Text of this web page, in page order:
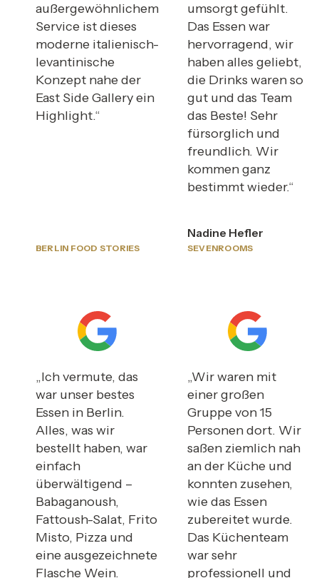
außergewöhnlichem
Service ist dieses
moderne italienisch-
levantinische
Konzept nahe der
East Side Gallery ein
Highlight.“
BERLIN FOOD STORIES
umsorgt gefühlt.
Das Essen war
hervorragend, wir
haben alles geliebt,
die Drinks waren so
gut und das Team
das Beste! Sehr
fürsorglich und
freundlich. Wir
kommen ganz
bestimmt wieder.“
Nadine Hefler
SEVENROOMS
„Ich vermute, das
war unser bestes
Essen in Berlin.
Alles, was wir
bestellt haben, war
einfach
überwältigend –
Babaganoush,
Fattoush-Salat, Frito
Misto, Pizza und
eine ausgezeichnete
Flasche Wein.
„Wir waren mit
einer großen
Gruppe von 15
Personen dort. Wir
saßen ziemlich nah
an der Küche und
konnten zusehen,
wie das Essen
zubereitet wurde.
Das Küchenteam
war sehr
professionell und